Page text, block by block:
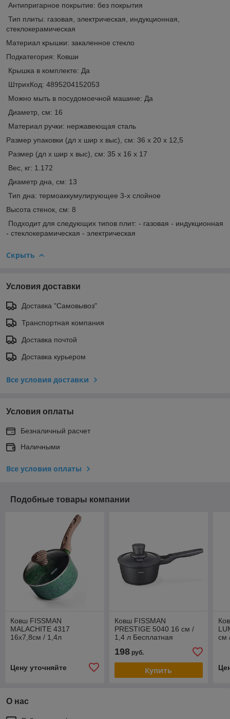
Антипригарное покрытие: без покрытия
Тип плиты: газовая, электрическая, индукционная,
стеклокерамическая
Материал крышки: закаленное стекло
Подкатегория: Ковши
Крышка в комплекте: Да
ШтрихКод: 4895204152053
Можно мыть в посудомоечной машине: Да
Диаметр, см: 16
Материал ручки: нержавеющая сталь
Размер упаковки (дл х шир х выс), см: 36 х 20 х 12,5
Размер (дл х шир х выс), см: 35 х 16 х 17
Вес, кг: 1.172
Диаметр дна, см: 13
Тип дна: термоаккумулирующее 3-х слойное
Высота стенок, см: 8
Подходит для следующих типов плит: - газовая - индукционная
- стеклокерамическая - электрическая
Скрыть
Условия доставки
Доставка "Самовывоз"
Транспортная компания
Доставка почтой
Доставка курьером
Все условия доставки
Условия оплаты
Безналичный расчет
Наличными
Все условия оплаты
Подобные товары компании
Ковш FISSMAN
MALACHITE 4317
16x7,8см / 1,4л
Цену уточняйте
Ковш FISSMAN
PRESTIGE 5040 16 см /
1,4 л Бесплатная
198руб.
Купить
см
О нас